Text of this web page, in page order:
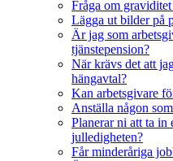
Fråga om
Lägga ut bilder på
Är jag som
tjänstepension?
När krävs det att
hängavtal?
Kan arbetsgivare
Anställa någon
Planerar ni att ta in
julledigheten?
Får minderåriga